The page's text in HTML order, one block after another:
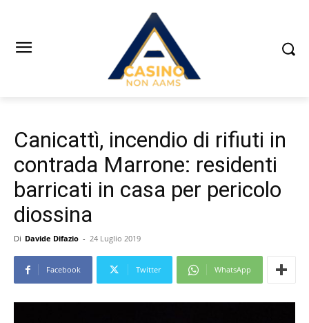
Canicattì, incendio di rifiuti in
contrada Marrone: residenti
barricati in casa per pericolo
diossina
Di Davide Difazio - 24 Luglio 2019
Facebook Twitter WhatsApp